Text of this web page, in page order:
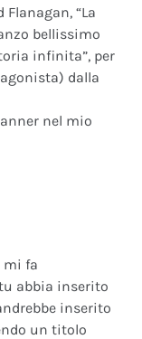
Flanagan, “La
bellissimo
infinita”, per
dalla
nel mio
mi fa
abbia inserito
inserito
un titolo